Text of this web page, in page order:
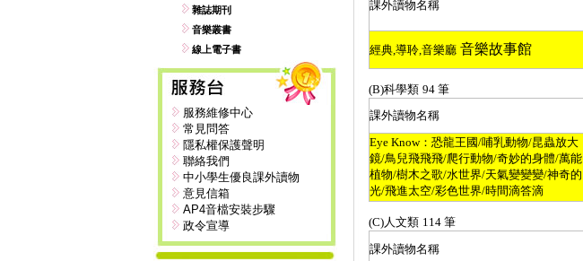
雜誌期刊
音樂叢書
線上電子書
服務維修中心
常見問答
隱私權保護聲明
聯絡我們
中小學生優良課外讀物
意見信箱
AP4音檔安裝步驟
政令宣導
課外讀物名稱
經典,導聆,音樂廳音樂故事館
(B)科學類 94 筆
課外讀物名稱
Eye Know：恐龍王國/哺乳動物/昆蟲放大
鏡/鳥兒飛飛飛/爬行動物/奇妙的身體/萬能
植物/樹木之歌/水世界/天氣變變變/神奇的
光/飛進太空/彩色世界/時間滴答滴
(C)人文類 114 筆
課外讀物名稱